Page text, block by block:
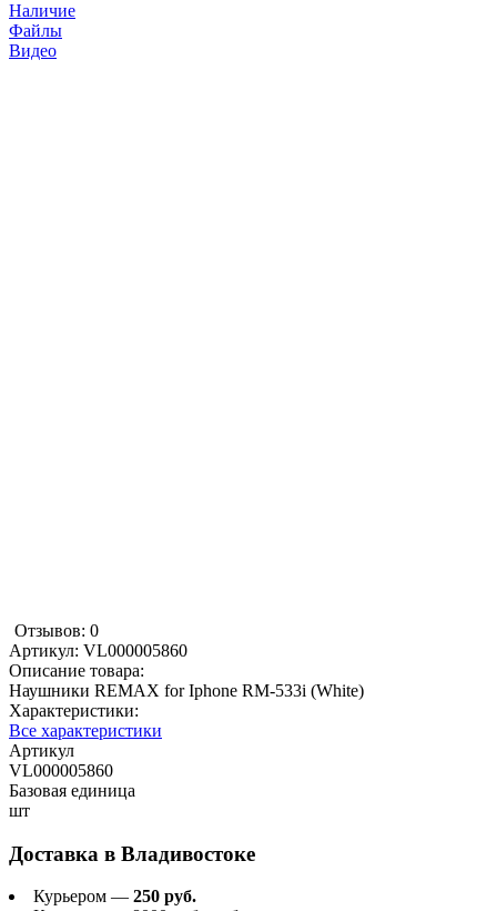
Наличие
Файлы
Видео
Отзывов: 0
Артикул: VL000005860
Описание товара:
Наушники REMAX for Iphone RM-533i (White)
Характеристики:
Все характеристики
Артикул
VL000005860
Базовая единица
шт
Доставка в Владивостоке
Курьером — 250 руб.